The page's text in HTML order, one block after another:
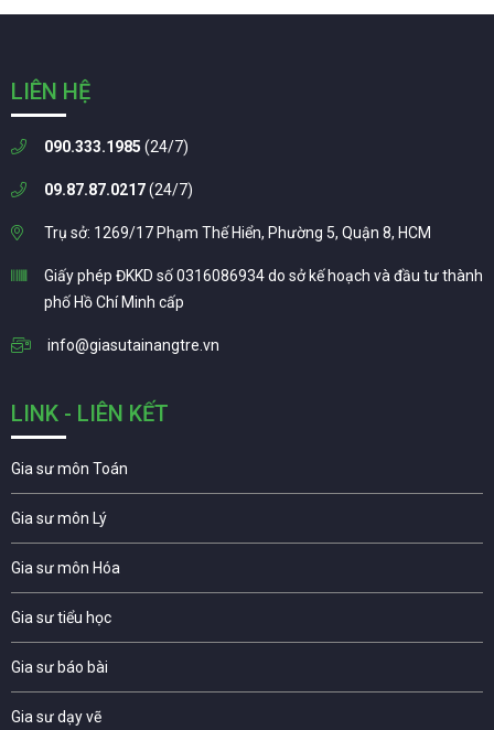
LIÊN HỆ
090.333.1985 (24/7)
09.87.87.0217(24/7)
Trụ sở: 1269/17 Phạm Thế Hiển, Phường 5, Quận 8, HCM
Giấy phép ĐKKD số 0316086934 do sở kế hoạch và đầu tư thành
phố Hồ Chí Minh cấp
info@giasutainangtre.vn
LINK - LIÊN KẾT
Gia sư môn Toán
Gia sư môn Lý
Gia sư môn Hóa
Gia sư tiểu học
Gia sư báo bài
Gia sư dạy vẽ